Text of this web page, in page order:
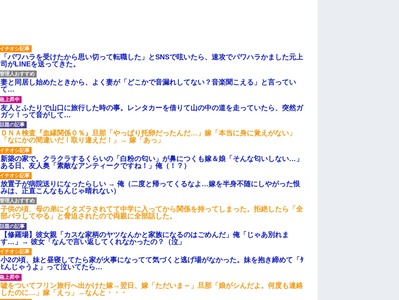
「パワハラを受けたから思い切って転職した」とSNSで呟いたら、速攻でパワハラかました元上
司がLINEを送ってきた。
妻と同居し始めたときから、よく妻が「どこかで音漏れしてない？音楽聞こえる」と言ってい
て…
友人とふたりで山口に旅行した時の事。レンタカーを借りて山の中の道を走っていたら、突然ガ
ガッ！って音がして…
ＤＮＡ検査『血縁関係０％』旦那「やっぱり托卵だったんだ…」嫁「本当に身に覚えがない」
「なにかの間違いだ！取り違えだ！」→ 嫁「あっ」
新築の家で。クラクラするくらいの「白粉の匂い」が鼻につくも嫁＆娘「そんな匂いしない…」
ある日、友人奥「素敵なアンティークですね！」俺（！？）
放置子が病院送りになったらしい → 俺（二度と帰ってくるなよ…嫁を半身不随にしやがった恨
みは、正直こんなもんじゃ晴れない）
子供の頃、母の弟にイタズラされてて中学に入ってから関係を持ってしまった。拒絶したら「全
部バラしてやる」と脅迫されたので両親に全部話した。
【修羅場】彼女親「カスな家柄のヤツなんかと家族になるのはごめんだ」俺「じゃあ別れま
す…」→ 彼女「なんで言い返してくれなかったの？（泣」
小2の頃、妹と昼寝してたら家が火事になってて気づくと逃げ場がなかった。妹を抱き締めて「ﾀ
ﾋんじゃうよ」って泣いてたら…
嘘をついてフリン旅行へ出かけた嫁→翌日、嫁「ただいま～」旦那「娘がシんだよ。何度も連絡
したのに…」嫁「えっ」→なんと・・・